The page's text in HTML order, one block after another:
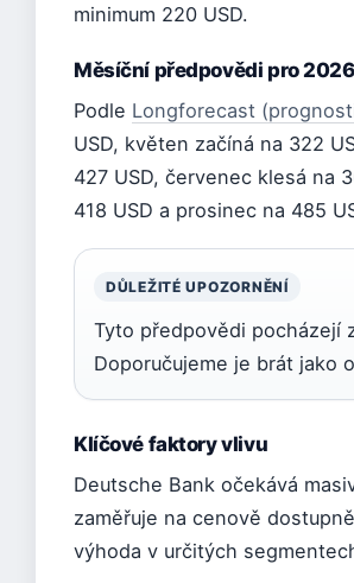
minimum 220 USD.
Měsíční předpovědi pro 2026
Podle Longforecast
USD, květen začíná na 322
427 USD, červenec klesá na
418 USD a prosinec na 485
DŮLEŽITÉ UPOZORNĚNÍ
Tyto předpovědi pocházejí
Doporučujeme je brát jako
Klíčové faktory vlivu
Deutsche Bank očekává
zaměřuje na cenově
výhoda v určitých